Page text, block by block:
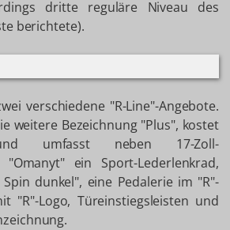
dritte reguläre Niveau des
berichtete).
verschiedene "R-Line"-Angebote.
weitere Bezeichnung "Plus", kostet
umfasst neben 17-Zoll-
"Omanyt" ein Sport-Lederlenkrad,
dunkel", eine Pedalerie im "R"-
"R"-Logo, Türeinstiegsleisten und